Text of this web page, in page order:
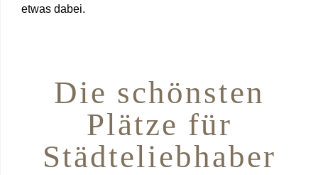
etwas dabei.
Die schönsten
Plätze für
Städteliebhaber